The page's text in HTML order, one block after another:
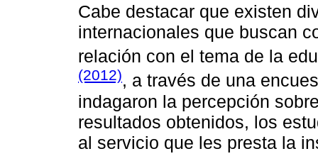
Cabe destacar que existen
internacionales que buscan
relación con el tema de la
(2012), a través de una
indagaron la percepción
resultados obtenidos, los
al servicio que les presta la